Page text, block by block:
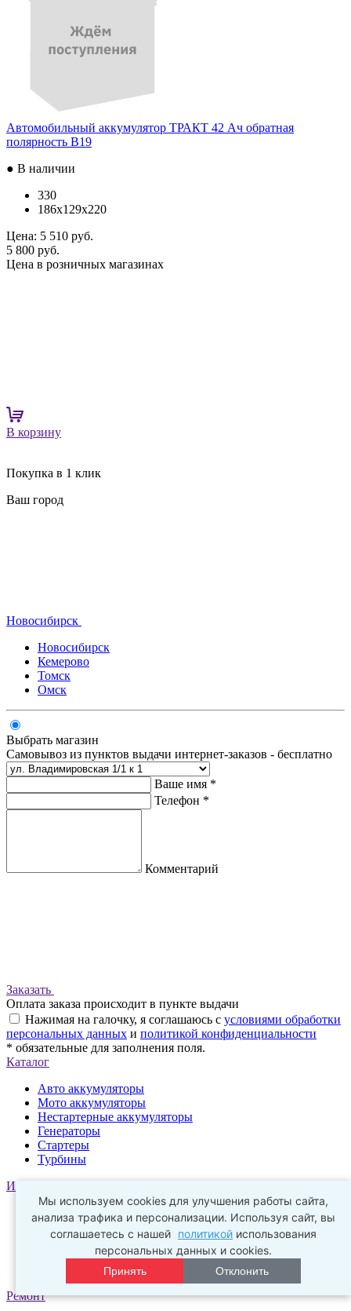
Автомобильный аккумулятор ТРАКТ 42 Ач обратная
полярность B19
● В наличии
330
186x129x220
Цена: 5 510 руб.
5 800 руб.
Цена в розничных магазинах
В корзину
Покупка в 1 клик
Ваш город
Новосибирск
Новосибирск
Кемерово
Томск
Омск
Выбрать магазин
Самовывоз из пунктов выдачи интернет-заказов - бесплатно
Ваше имя *
Телефон *
Комментарий
Заказать
Оплата заказа происходит в пункте выдачи
Нажимая на галочку, я соглашаюсь с условиями обработки
персональных данных и политикой конфиденциальности
* обязательные для заполнения поля.
Каталог
Авто аккумуляторы
Мото аккумуляторы
Нестартерные аккумуляторы
Генераторы
Стартеры
Турбины
Информация
О компании
Новости
Оптовым покупателям
Обработка персональных данных
Политика конфиденциальности
Ремонт
Мы используем cookies для улучшения работы сайта,
анализа трафика и персонализации. Используя сайт, вы
соглашаетесь с нашей политикой использования
персональных данных и cookies.
Принять Отклонить